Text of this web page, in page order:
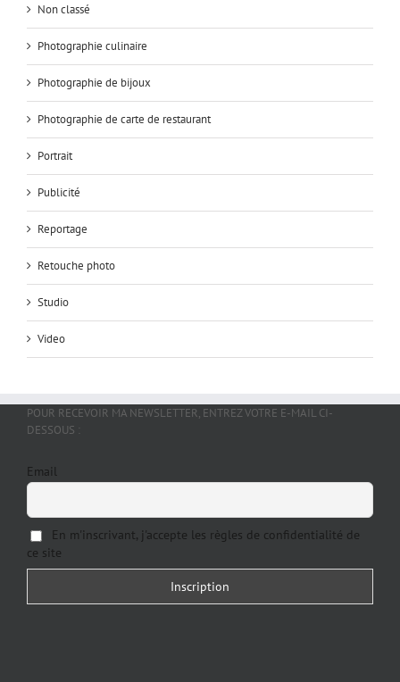
Non classé
Photographie culinaire
Photographie de bijoux
Photographie de carte de restaurant
Portrait
Publicité
Reportage
Retouche photo
Studio
Video
POUR RECEVOIR MA NEWSLETTER, ENTREZ VOTRE E-MAIL CI-
DESSOUS :
Email
En m'inscrivant, j'accepte les règles de confidentialité de
ce site